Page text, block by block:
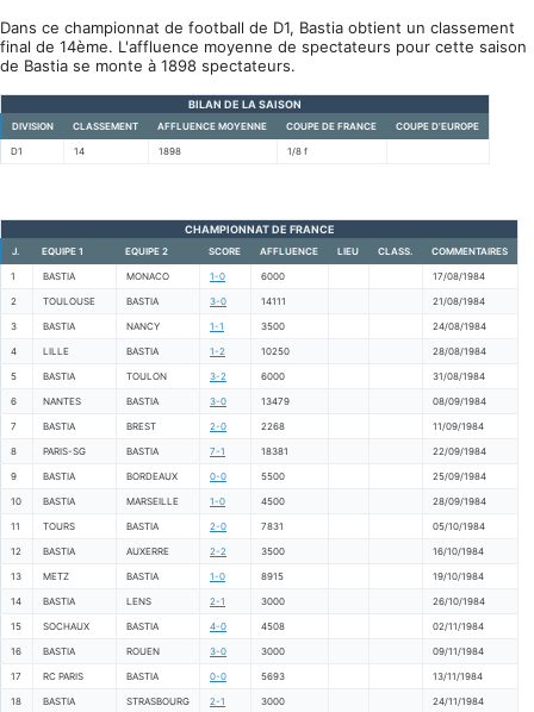
Dans ce championnat de football de D1, Bastia obtient un classement
final de 14ème. L'affluence moyenne de spectateurs pour cette saison
de Bastia se monte à 1898 spectateurs.
BILAN DE LA SAISON
DIVISION CLASSEMENT AFFLUENCE MOYENNE COUPE DE FRANCE COUPE D'EUROPE
D1 14 1898 1/8 f
CHAMPIONNAT DE FRANCE
J. EQUIPE 1 EQUIPE 2 SCORE AFFLUENCE LIEU CLASS. COMMENTAIRES
1 BASTIA MONACO 1-0 6000 17/08/1984
2 TOULOUSE BASTIA 3-0 14111 21/08/1984
3 BASTIA NANCY 1-1 3500 24/08/1984
4 LILLE BASTIA 1-2 10250 28/08/1984
5 BASTIA TOULON 3-2 6000 31/08/1984
6 NANTES BASTIA 3-0 13479 08/09/1984
7 BASTIA BREST 2-0 2268 11/09/1984
8 PARIS-SG BASTIA 7-1 18381 22/09/1984
9 BASTIA BORDEAUX 0-0 5500 25/09/1984
10 BASTIA MARSEILLE 1-0 4500 28/09/1984
11 TOURS BASTIA 2-0 7831 05/10/1984
12 BASTIA AUXERRE 2-2 3500 16/10/1984
13 METZ BASTIA 1-0 8915 19/10/1984
14 BASTIA LENS 2-1 3000 26/10/1984
15 SOCHAUX BASTIA 4-0 4508 02/11/1984
16 BASTIA ROUEN 3-0 3000 09/11/1984
17 RC PARIS BASTIA 0-0 5693 13/11/1984
18 BASTIA STRASBOURG 2-1 3000 24/11/1984